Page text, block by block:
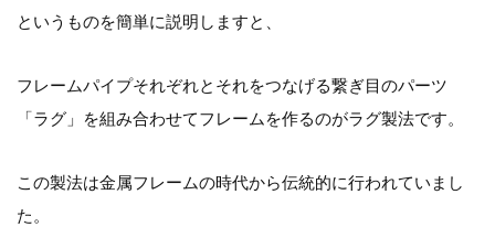
というものを簡単に説明しますと、
フレームパイプそれぞれとそれをつなげる繋ぎ目のパーツ
「ラグ」を組み合わせてフレームを作るのがラグ製法です。
この製法は金属フレームの時代から伝統的に行われていまし
た。